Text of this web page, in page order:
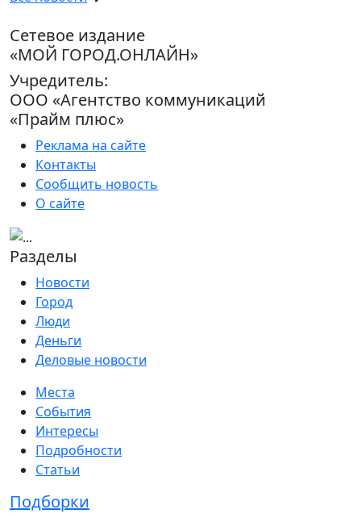
Сетевое издание
«МОЙ ГОРОД.ОНЛАЙН»
Учредитель:
ООО «Агентство коммуникаций
«Прайм плюс»
Реклама на сайте
Контакты
Сообщить новость
О сайте
Разделы
Новости
Город
Люди
Деньги
Деловые новости
Места
События
Интересы
Подробности
Статьи
Подборки